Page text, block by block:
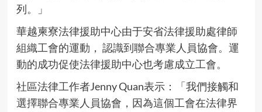
列。」
華越柬寮法律援助中心由于安省法律援助處律師
組織工會的運動， 認識到聯合專業人員協會。運
動的成功促使法律援助中心也考慮成立工會。
社區法律工作者Jenny Quan表示：「我們接觸和
選擇聯合專業人員協會，因為這個工會在法律界